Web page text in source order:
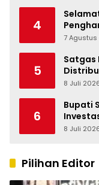
4
Kapolri
7
5
Satgas
8 Juli
6
Bupati
8 Juli
Pilihan Editor